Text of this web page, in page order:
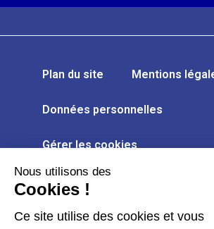
Plan du site Mentions
Données personnelles
Gérer les cookies
Kit de communication
Accessibilité : partiellement
Nous utilisons des
Cookies !
Ce site utilise des cookies et vous